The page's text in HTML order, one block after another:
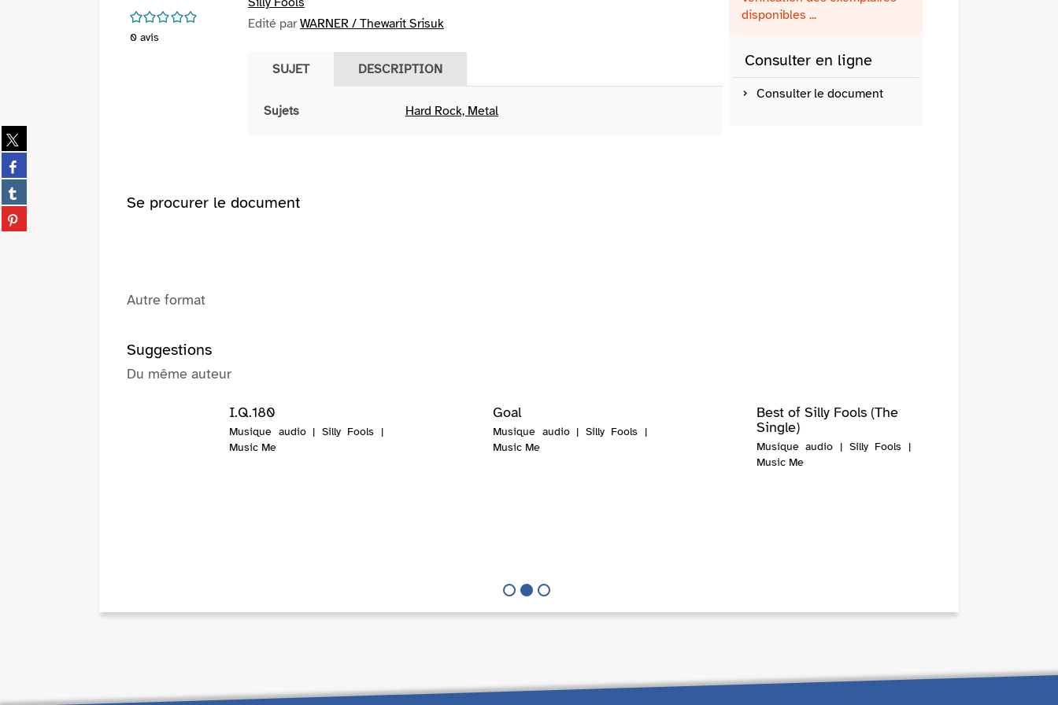
Partager
sur
twitter
(Nouvelle
fenêtre)
Partager
sur
facebook
(Nouvelle
fenêtre)
Partager
sur
tumblr
Partager
sur
/5
0 avis
Edité parWARNER / Thewarit Srisuk
SUJET DESCRIPTION
Sujets Hard Rock, Metal
disponibles ...
Consulter en ligne
Consulter le document
Se procurer le document
Autre format
Suggestions
Du même auteur
Goal
Musique audio | Silly Fools |
Music Me
Best of Silly Fools (The
Single)
Musique audio | Silly Fools |
Music Me
I.Q.180
Musique audio | Silly Fools |
Music Me